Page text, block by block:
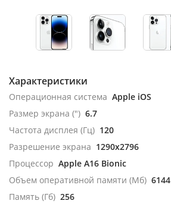
Характеристики
Операционная система Apple iOS
Размер экрана (") 6.7
Частота дисплея (Гц) 120
Разрешение экрана 1290x2796
Процессор Apple A16 Bionic
Объем оперативной памяти (Мб) 6144
Память (Гб) 256